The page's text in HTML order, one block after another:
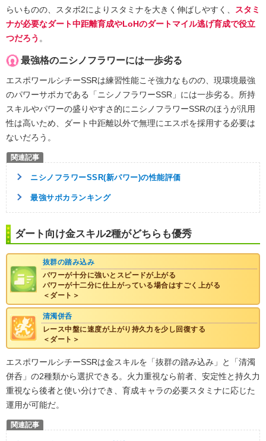
らいものの、スタボ2によりスタミナを大きく伸ばしやすく、
スタミ
ナが必要なダート中距離育成やLoHのダートマイル逃げ育成で役立
つだろう 。
最強格のニシノフラワーには一歩劣る
エスポワールシチーSSRは練習性能こそ強力なものの、現環境最強
のパワーサポカである「ニシノフラワーSSR」には一歩劣る。所持
スキルやパワーの盛りやすさ的にニシノフラワーSSRのほうが汎用
性は高いため、ダート中距離以外で無理にエスポを採用する必要は
ないだろう。
ニシノフラワーSSR(新パワー)の性能評価
最強サポカランキング
ダート向け金スキル2種がどちらも優秀
抜群の踏み込み
パワーが十分に強いとスピードが上がる
パワーが十二分に仕上がっている場合はすごく上がる
＜ダート＞
清濁併呑
レース中盤に速度が上がり持久力を少し回復する
＜ダート＞
エスポワールシチーSSRは金スキルを「抜群の踏み込み」と「清濁
併呑」の2種類から選択できる。火力重視なら前者、安定性と持久力
重視なら後者と使い分けでき、育成キャラの必要スタミナに応じた
運用が可能だ。